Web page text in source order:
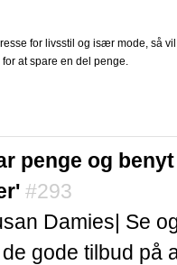
for livsstil og især mode, så
at spare en del penge.
penge og
#293
Damies| Se
gode tilbud på